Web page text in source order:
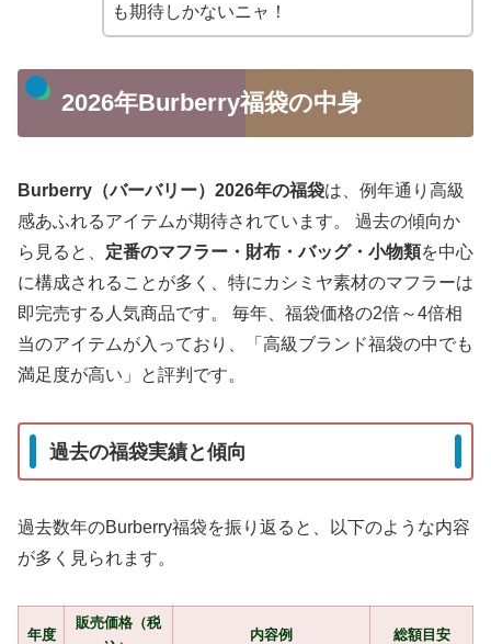
も期待しかないニャ！
2026年Burberry福袋の中身
Burberry（バーバリー）2026年の福袋は、例年通り高級
感あふれるアイテムが期待されています。 過去の傾向か
ら見ると、 定番のマフラー・財布・バッグ・小物類を中心
に構成されることが多く、特にカシミヤ素材のマフラーは
即完売する人気商品です。 毎年、福袋価格の2倍～4倍相
当のアイテムが入っており、「高級ブランド福袋の中でも
満足度が高い」と評判です。
過去の福袋実績と傾向
過去数年のBurberry福袋を振り返ると、以下のような内容
が多く見られます。
年度
販売価格（税
内容例 総額目安